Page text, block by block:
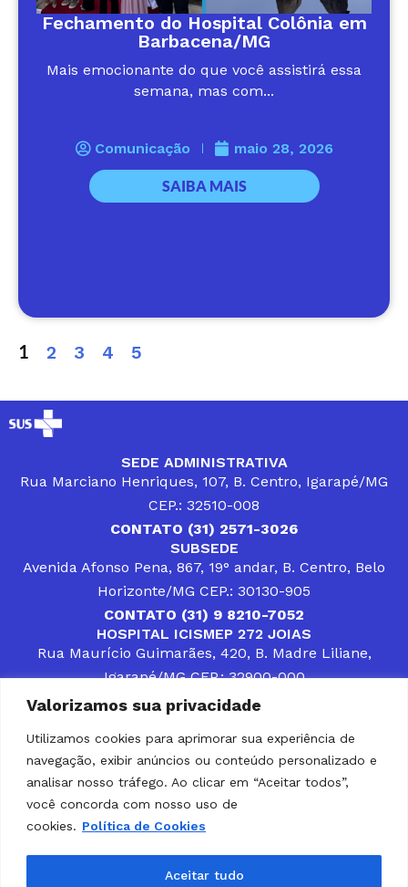
Valorizamos sua privacidade
Utilizamos cookies para aprimorar sua experiência de
navegação, exibir anúncios ou conteúdo personalizado e
analisar nosso tráfego. Ao clicar em “Aceitar todos”,
você concorda com nosso uso de
cookies. Política de Cookies
Aceitar tudo
Fechamento do Hospital Colônia em
Barbacena/MG
Mais emocionante do que você assistirá essa
semana, mas com...
Comunicação maio 28, 2026
SAIBA MAIS
1 2 3 4 5
SEDE ADMINISTRATIVA
Rua Marciano Henriques, 107, B. Centro, Igarapé/MG
CEP.: 32510-008
CONTATO (31) 2571-3026
SUBSEDE
Avenida Afonso Pena, 867, 19° andar, B. Centro, Belo
Horizonte/MG CEP.: 30130-905
CONTATO (31) 9 8210-7052
HOSPITAL ICISMEP 272 JOIAS
Rua Maurício Guimarães, 420, B. Madre Liliane,
Igarapé/MG CEP.: 32900-000
CONTATOS (31) 3512-4400 ou (31) 9 8309-8660
DESENVOLVER SOLUÇÕES, AÇÕES E SERVIÇOS
PÚBLICOS QUE COMPLEMENTEM A ASSISTÊNCIA À
POPULAÇÃO DA REGIÃO EM QUE ATUA, SENDO
PARCEIRO DOS MUNICÍPIOS CONSORCIADOS NA
SOLUÇÃO DE DIFICULDADES ENFRENTADAS POR
GESTORES MUNICIPAIS, É O COMPROMISSO DO
ICISMEP.
Home Institucional Municípios